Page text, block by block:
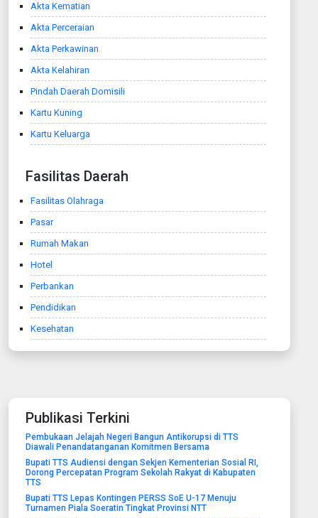
Akta Kematian
Akta Perceraian
Akta Perkawinan
Akta Kelahiran
Pindah Daerah Domisili
Kartu Kuning
Kartu Keluarga
Fasilitas Daerah
Fasilitas Olahraga
Pasar
Rumah Makan
Hotel
Perbankan
Pendidikan
Kesehatan
Publikasi Terkini
Pembukaan Jelajah Negeri Bangun Antikorupsi di TTS
Diawali Penandatanganan Komitmen Bersama
Bupati TTS Audiensi dengan Sekjen Kementerian Sosial RI,
Dorong Percepatan Program Sekolah Rakyat di Kabupaten
TTS
Bupati TTS Lepas Kontingen PERSS SoE U-17 Menuju
Turnamen Piala Soeratin Tingkat Provinsi NTT